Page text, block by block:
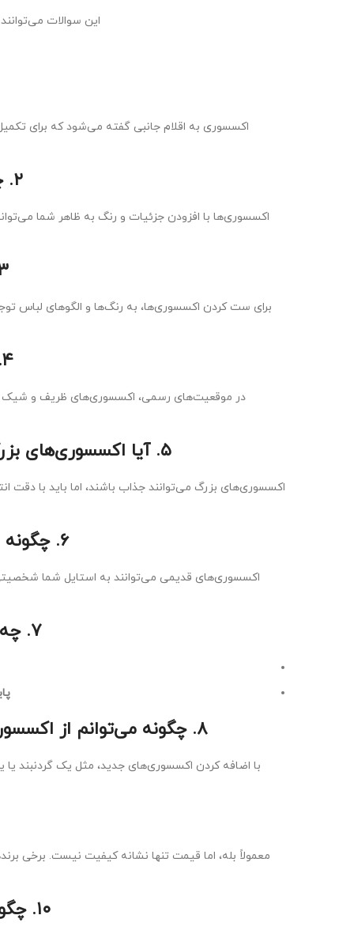
این سوالات
اکسسوری به اقلام جانبی گفته می‌شود که برای
۲. چگونه اکسسوری‌ها می‌توانند به استایل من کمک کنند؟
اکسسوری‌ها با افزودن جزئیات و رنگ به ظاهر شما
۳. چطور می‌توانم
برای ست کردن اکسسوری‌ها، به رنگ‌ها و الگوهای لباس
۴. بهترین اکسسوری‌ها برای موقعیت‌های رسمی چیست؟
در موقعیت‌های رسمی، اکسسوری‌های ظریف و شیک
۵. آیا اکسسوری‌های بزرگ و برجسته مناسب هستند یا باید از آن‌ها پرهیز کرد؟
اکسسوری‌های بزرگ می‌توانند جذاب باشند، اما باید با
۶. چگونه می‌توانم از اکسسوری‌های قدیمی یا ارثی استفاده کنم؟
اکسسوری‌های قدیمی می‌توانند به استایل شما
۷. چه اکسسوری‌هایی برای فصل‌های مختلف مناسب هستند؟
۸. چگونه می‌توانم از اکسسوری‌ها برای ایجاد تغییرات کوچک در ظاهر استفاده کنم؟
با اضافه کردن اکسسوری‌های جدید، مثل یک گردنبند
معمولاً بله، اما قیمت تنها نشانه کیفیت نیست. برخی
۱۰. چگونه می‌توانم اکسسوری‌های خود را نگهداری و تمیز کنم؟